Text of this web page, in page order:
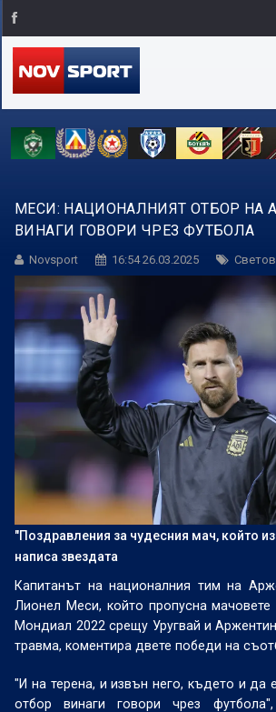
МЕСИ: НАЦИОНАЛНИЯТ ОТБОР НА
ВИНАГИ ГОВОРИ ЧРЕЗ ФУТБОЛА
Novsport 16:54 26.03.2025
"Поздравления за чудесния мач, който
написа звездата
Капитанът на националния тим на
Лионел Меси, който пропусна
Мондиал 2022 срещу Уругвай и
травма, коментира двете победи на
"И на терена, и извън него, където и да
отбор винаги говори чрез